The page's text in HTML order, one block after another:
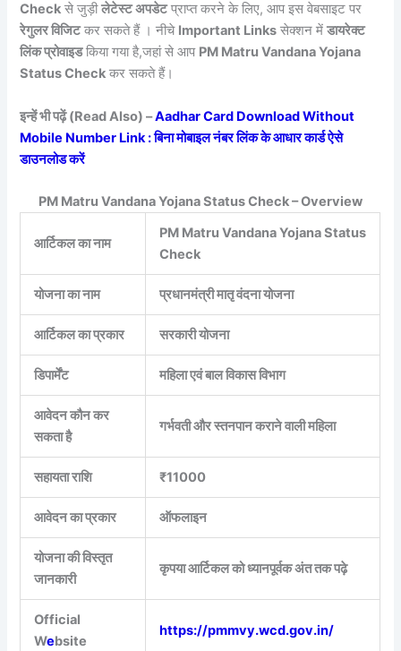
Check से जुड़ीलेटेस्ट अपडेटप्राप्त करने के लिए, आप इस वेबसाइट पर
रेगुलर विजिटकर सकते हैं । नीचे Important Links सेक्शन मेंडायरेक्ट
लिंक प्रोवाइडकिया गया है,जहां से आप PM Matru Vandana Yojana
Status Check कर सकते हैं।
इन्हें भी पढ़ें (Read Also) –Aadhar Card Download Without
Mobile Number Link : बिना मोबाइल नंबर लिंक के आधार कार्ड ऐसे
डाउनलोड करें
PM Matru Vandana Yojana Status Check – Overview
आर्टिकल का नाम
PM Matru Vandana Yojana Status
Check
योजना का नाम प्रधानमंत्री मातृ वंदना योजना
आर्टिकल का प्रकार सरकारी योजना
डिपार्मेंट महिला एवं बाल विकास विभाग
आवेदन कौन कर
सकता है
गर्भवती और स्तनपान कराने वाली महिला
सहायता राशि ₹11000
आवेदन का प्रकार ऑफलाइन
योजना की विस्तृत
जानकारी
कृपया आर्टिकल को ध्यानपूर्वक अंत तक पढ़े
Official
Website
https://pmmvy.wcd.gov.in/